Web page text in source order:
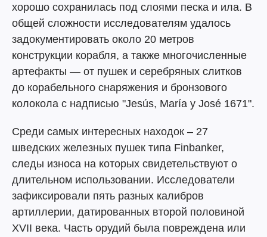
хорошо сохранилась под слоями песка и ила. В
общей сложности исследователям удалось
задокументировать около 20 метров
конструкции корабля, а также многочисленные
артефакты — от пушек и серебряных слитков
до корабельного снаряжения и бронзового
колокола с надписью "Jesús, María y José 1671".
Среди самых интересных находок – 27
шведских железных пушек типа Finbanker,
следы износа на которых свидетельствуют о
длительном использовании. Исследователи
зафиксировали пять разных калибров
артиллерии, датированных второй половиной
XVII века. Часть орудий была повреждена или